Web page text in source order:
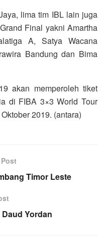
lima tim IBL lain juga
Final yakni Amartha
A, Satya Wacana
Bandung dan Bima
akan memperoleh tiket
di FIBA 3×3 World Tour
2019. (antara)
Timor Leste
Yordan